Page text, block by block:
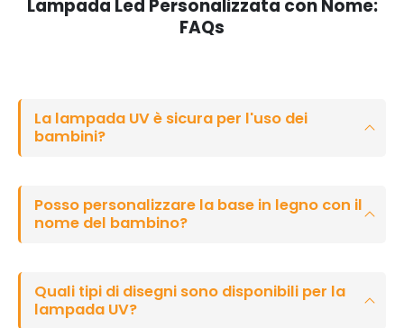
Lampada Led Personalizzata con Nome:
FAQs
La lampada UV è sicura per l'uso dei
bambini?
Posso personalizzare la base in legno con il
nome del bambino?
Quali tipi di disegni sono disponibili per la
lampada UV?